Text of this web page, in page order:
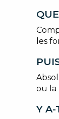
les
ou la
Y A-